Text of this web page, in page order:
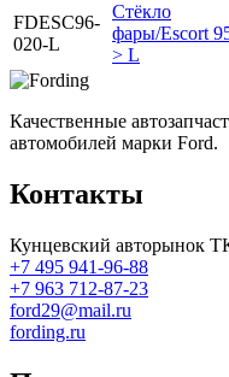
FDESC96-
020-L
Стёкло
фары/Escort
> L
Качественные
автомобилей марки Ford.
Контакты
Кунцевский авторынок
+7 495 941-96-88
+7 963 712-87-23
ford29@mail.ru
fording.ru